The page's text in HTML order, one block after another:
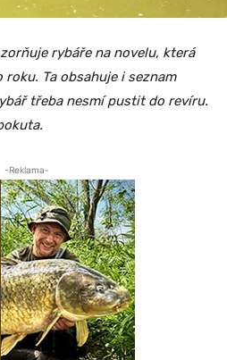
rybáře na novelu, která
Ta obsahuje i seznam
třeba nesmí pustit do revíru.
-Reklama-